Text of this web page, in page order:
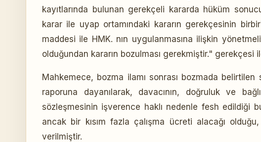
kayıtlarında bulunan gerekçeli kararda hüküm
karar ile uyap ortamındaki kararın gerekçesinin
maddesi ile HMK. nın uygulanmasına ilişkin
olduğundan kararın bozulması gerekmiştir." gerekçesi
Mahkemece, bozma ilamı sonrası bozmada
raporuna dayanılarak, davacının, doğruluk ve
sözleşmesinin işverence haklı nedenle fesh edildiği
ancak bir kısım fazla çalışma ücreti alacağı
verilmiştir.